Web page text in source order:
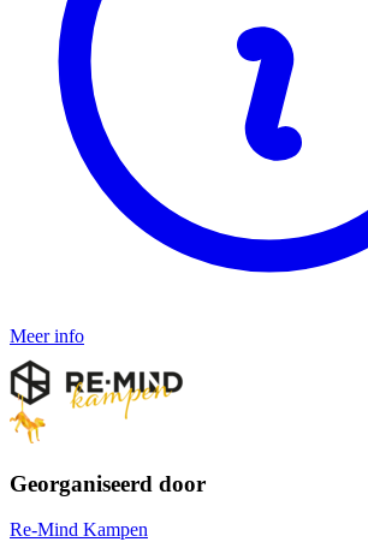
Meer info
Georganiseerd door
Re-Mind Kampen